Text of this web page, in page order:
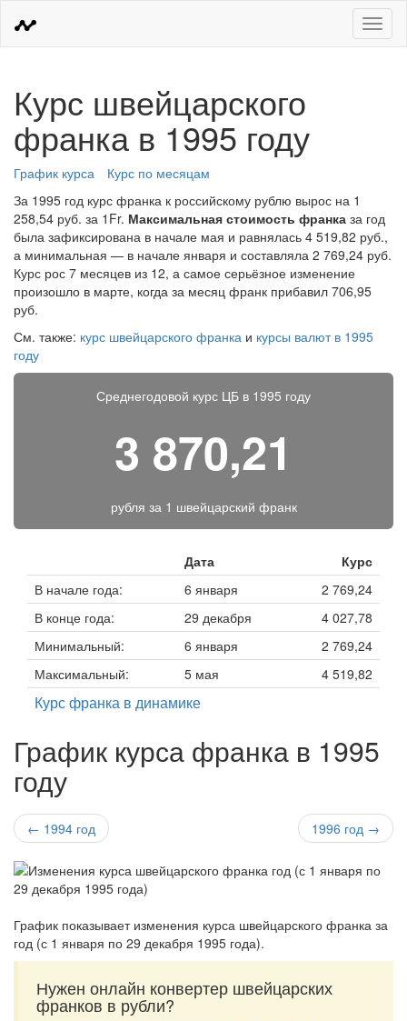
Меню
Курс швейцарского
франка в 1995 году
График курса
Курс по месяцам
За 1995 год курс франка к российскому рублю вырос на 1
258,54 руб. за 1Fr. Максимальная стоимость франка за год
была зафиксирована в начале мая и равнялась 4 519,82 руб.,
а минимальная — в начале января и составляла 2 769,24 руб.
Курс рос 7 месяцев из 12, а самое серьёзное изменение
произошло в марте, когда за месяц франк прибавил 706,95
руб.
См. также: курс швейцарского франка и курсы валют в 1995
году
Среднегодовой курс ЦБ в 1995 году
3 870,21
рубля за 1 швейцарский франк
Дата
Курс
В начале года:
6 января
2 769,24
В конце года:
29 декабря
4 027,78
Минимальный:
6 января
2 769,24
Максимальный:
5 мая 4 519,82
Курс франка в динамике
График курса франка в 1995
году
← 1994 год 1996 год →
График показывает изменения курса швейцарского франка за
год (с 1 января по 29 декабря 1995 года).
Нужен онлайн конвертер швейцарских
франков в рубли?